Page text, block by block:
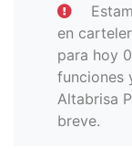
en
para hoy
funciones
Altabrisa
breve.